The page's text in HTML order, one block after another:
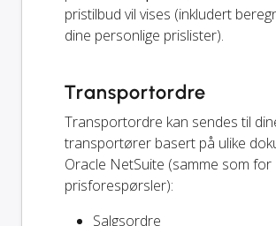
pristilbud vil vises (inkludert
dine personlige prislister).
Transportordre
Transportordre kan sendes til
transportører basert på ulike
Oracle NetSuite (samme som for
prisforespørsler):
Salgsordre